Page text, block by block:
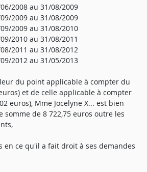
2008 au 31/08/2009
2009 au 31/08/2009
2009 au 31/08/2010
2010 au 31/08/2011
2011 au 31/08/2012
2012 au 31/05/2013
du point applicable à compter du
et de celle applicable à compter
euros), Mme Jocelyne X... est bien
de 8 722,75 euros outre les
en ce qu'il a fait droit à ses demandes